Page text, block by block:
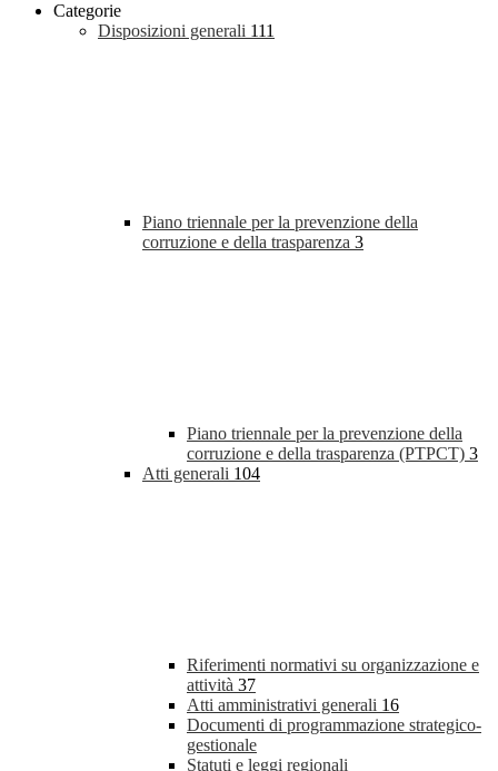
Categorie
Disposizioni generali 111
Piano triennale per la prevenzione della
corruzione e della trasparenza 3
Piano triennale per la prevenzione della
corruzione e della trasparenza (PTPCT) 3
Atti generali 104
Riferimenti normativi su organizzazione e
attività 37
Atti amministrativi generali 16
Documenti di programmazione strategico-
gestionale
Statuti e leggi regionali